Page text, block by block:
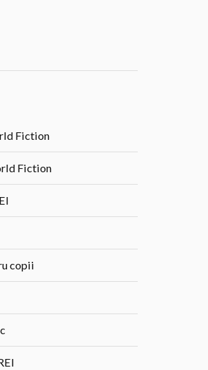
Fiction
Fiction
copii